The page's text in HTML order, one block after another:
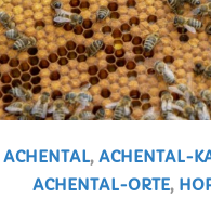
ACHENTAL, ACHENTAL-
ACHENTAL-ORTE,